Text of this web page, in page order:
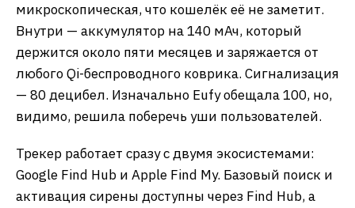
микроскопическая, что кошелёк её не заметит.
Внутри — аккумулятор на 140 мАч, который
держится около пяти месяцев и заряжается от
любого Qi-беспроводного коврика. Сигнализация
— 80 децибел. Изначально Eufy обещала 100, но,
видимо, решила поберечь уши пользователей.
Трекер работает сразу с двумя экосистемами:
Google Find Hub и Apple Find My. Базовый поиск и
активация сирены доступны через Find Hub, а